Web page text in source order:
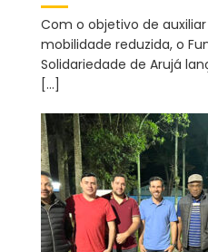
Com o objetivo de
mobilidade reduzida, o
Solidariedade de Arujá
[…]